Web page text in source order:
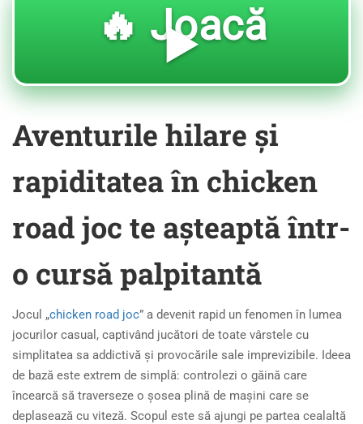
🔥 Joacă
▶️
Aventurile hilare și
rapiditatea în chicken
road joc te așteaptă într-
o cursă palpitantă
Jocul „chicken road joc” a devenit rapid un fenomen în lumea
jocurilor casual, captivând jucători de toate vârstele cu
simplitatea sa addictivă și provocările sale imprevizibile. Ideea
de bază este extrem de simplă: controlezi o găină care
încearcă să traverseze o șosea plină de mașini care se
deplasează cu viteză. Scopul este să ajungi pe partea cealaltă